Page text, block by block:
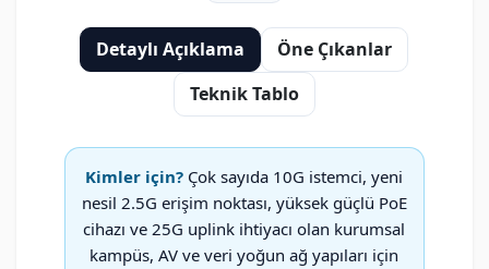
Detaylı Açıklama
Öne Çıkanlar
Teknik Tablo
Kimler için? Çok sayıda 10G istemci, yeni
nesil 2.5G erişim noktası, yüksek güçlü PoE
cihazı ve 25G uplink ihtiyacı olan kurumsal
kampüs, AV ve veri yoğun ağ yapıları için